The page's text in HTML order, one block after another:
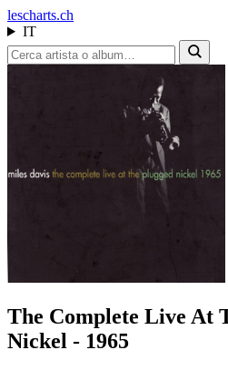
lescharts.ch
IT
The Complete Live At
Nickel - 1965